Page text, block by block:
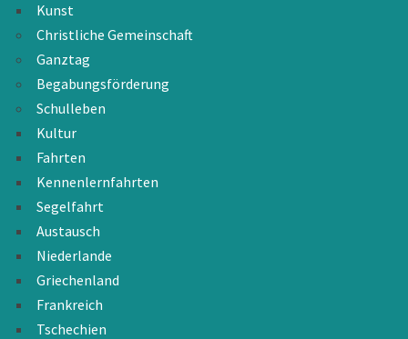
Kunst
Christliche Gemeinschaft
Ganztag
Begabungsförderung
Schulleben
Kultur
Fahrten
Kennenlernfahrten
Segelfahrt
Austausch
Niederlande
Griechenland
Frankreich
Tschechien